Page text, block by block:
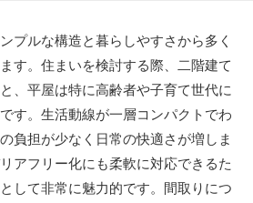
プルな構造と暮らしやすさから多く
す。 住まいを検討する際、二階建て
、平屋は特に高齢者や子育て世代に
す。生活動線が一層コンパクトでわ
負担が少なく日常の快適さが増しま
アフリー化にも柔軟に対応できるた
して非常に魅力的です。間取りにつ